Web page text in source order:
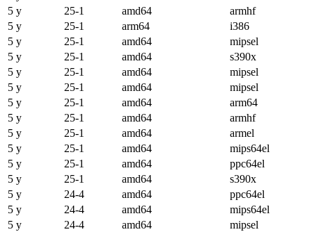
5 y
25-1 amd64
armhf
5 y
25-1 arm64
i386
5 y
25-1 amd64
mipsel
5 y
25-1 amd64
s390x
5 y
25-1 amd64
mipsel
5 y
25-1 amd64
mipsel
5 y
25-1 amd64
arm64
5 y
25-1 amd64
armhf
5 y
25-1 amd64
armel
5 y
25-1 amd64
mips64el
5 y
25-1 amd64
ppc64el
5 y
25-1 amd64
s390x
5 y
24-4 amd64
ppc64el
5 y
24-4 amd64
mips64el
5 y
24-4 amd64
mipsel